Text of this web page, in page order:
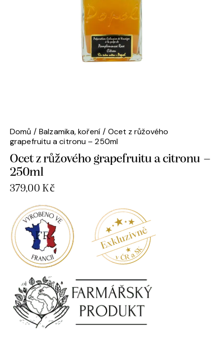
Domů Balzamika, koření
Ocet z růžového
grapefruitu a citronu – 250ml
Ocet z růžového grapefruitu a citronu –
250ml
379,00 Kč